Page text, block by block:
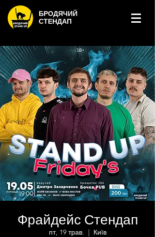
БРОДЯЧИЙ
СТЕНДАП
Фрайдейс Стендап
пт, 19 трав.
  |
Київ